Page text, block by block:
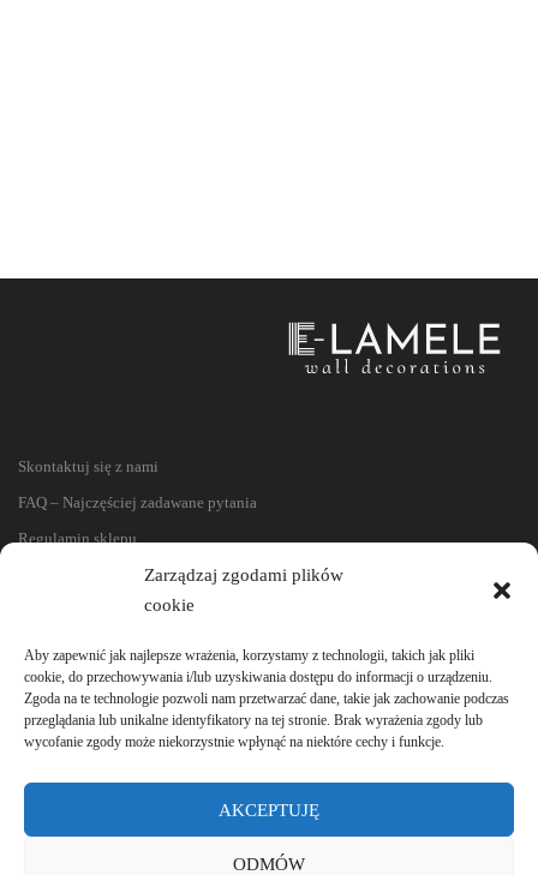
Zarządzaj zgodami plików
cookie
Aby zapewnić jak najlepsze wrażenia, korzystamy z technologii, takich jak pliki
cookie, do przechowywania i/lub uzyskiwania dostępu do informacji o urządzeniu.
Zgoda na te technologie pozwoli nam przetwarzać dane, takie jak zachowanie podczas
przeglądania lub unikalne identyfikatory na tej stronie. Brak wyrażenia zgody lub
wycofanie zgody może niekorzystnie wpłynąć na niektóre cechy i funkcje.
AKCEPTUJĘ
ODMÓW
Skontaktuj się z nami
FAQ – Najczęściej zadawane pytania
Regulamin sklepu
Reklamacje i zwroty
Polityka prywatności